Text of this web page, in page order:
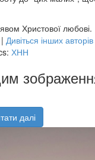
Христової любові.
| Дивіться інших авторів
ХНН
далі